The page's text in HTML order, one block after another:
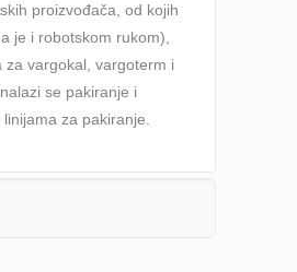
proizvođača, od kojih
je i robotskom rukom),
za vargokal, vargoterm i
se pakiranje i
za pakiranje.